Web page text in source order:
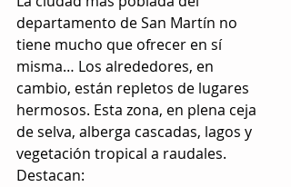
departamento de San Martín no
tiene mucho que ofrecer en sí
misma… Los alrededores, en
cambio, están repletos de lugares
hermosos. Esta zona, en plena ceja
de selva, alberga cascadas, lagos y
vegetación tropical a raudales.
Destacan: